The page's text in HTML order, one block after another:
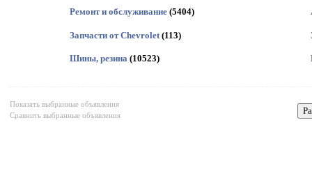
Ремонт и обслуживание (5404)
Запчасти от Chevrolet (113)
Шины, резина (10523)
Показать выбранные объявления
Сравнить выбранные объявления